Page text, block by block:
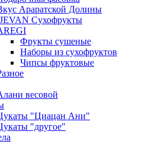
Араратской Долины
Сухофрукты
Фрукты сушеные
Наборы из сухофруктов
Чипсы фруктовые
весовой
"Циацан Ани"
"другое"